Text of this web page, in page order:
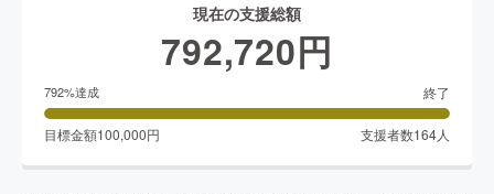
現在の支援総額
792,720円
792%達成 終了
目標金額100,000円 支援者数164人